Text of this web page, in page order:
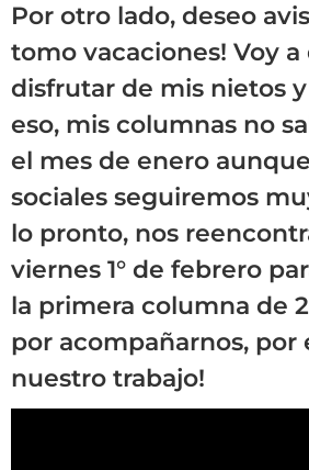
Por otro lado, deseo
tomo vacaciones! Voy a
disfrutar de mis nietos
eso, mis columnas no
el mes de enero
sociales seguiremos
lo pronto, nos
viernes 1° de febrero
la primera columna de
por acompañarnos, por
nuestro trabajo!